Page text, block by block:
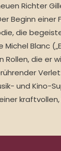
Richter
Beginn
die
Michel Blanc
Rollen, die er
und Kino-